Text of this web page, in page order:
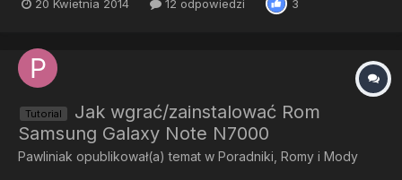
20 Kwietnia 2014 12 odpowiedzi 3
Tutorial
Jak wgrać/zainstalować Rom
Samsung Galaxy Note N7000
Pawliniak opublikował(a) temat w Poradniki, Romy i Mody